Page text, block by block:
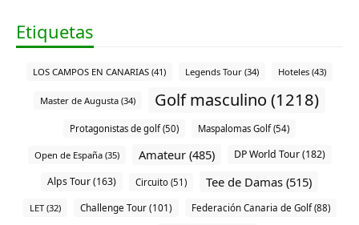
Etiquetas
LOS CAMPOS EN CANARIAS (41) Legends Tour (34) Hoteles (43)
Master de Augusta (34) Golf masculino (1218)
Protagonistas de golf (50) Maspalomas Golf (54)
Open de España (35) Amateur (485)
DP World Tour (182)
Alps Tour (163)
Circuito (51) Tee de Damas (515)
LET (32) Challenge Tour (101) Federación Canaria de Golf (88)